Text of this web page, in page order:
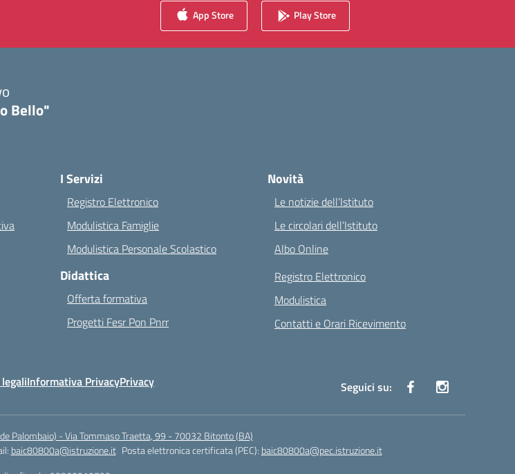
App Store Play Store
Bello"
I Servizi
Registro Elettronico
Modulistica Famiglie
Modulistica Personale Scolastico
Didattica
Offerta formativa
Progetti Fesr Pon Pnrr
Novità
Le notizie dell’Istituto
Le circolari dell’Istituto
Albo Online
Registro Elettronico
Modulistica
Contatti e Orari Ricevimento
Informativa PrivacyPrivacy Seguici su:
Palombaio) - Via Tommaso Traetta, 99 - 70032 Bitonto (BA)
baic80800a@istruzione.it Posta elettronica certificata (PEC): baic80800a@pec.istruzione.it